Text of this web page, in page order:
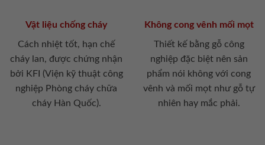
Vật liệu chống cháy
Cách nhiệt tốt, hạn chế
cháy lan, được chứng nhận
bởi KFI (Viện kỹ thuật công
nghiệp Phòng cháy chữa
cháy Hàn Quốc).
Không cong vênh mối mọt
Thiết kế bằng gỗ công
nghiệp đặc biệt nên sản
phẩm nói không với cong
vênh và mối mọt như gỗ tự
nhiên hay mắc phải.